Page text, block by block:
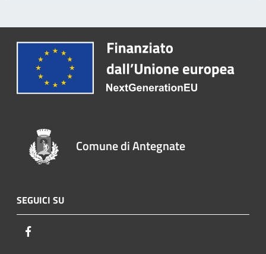
Comune di Antegnate
SEGUICI SU